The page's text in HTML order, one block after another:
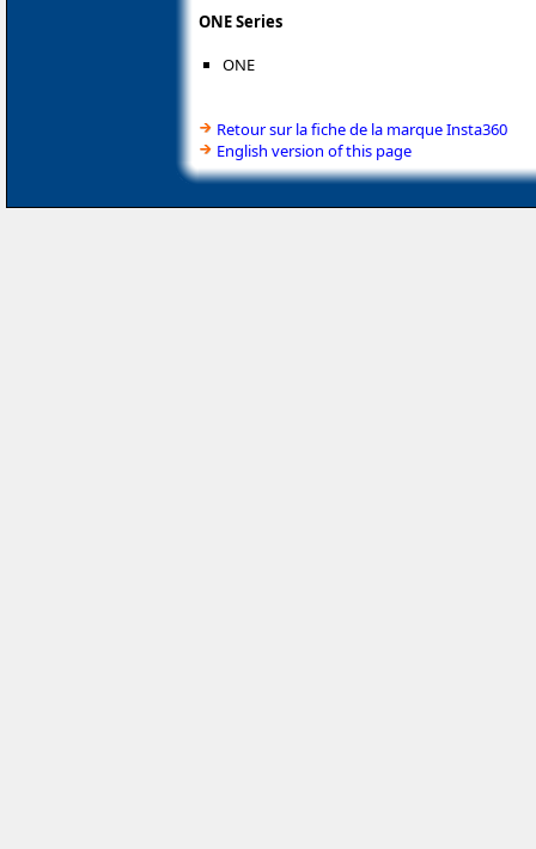
ONE Series
ONE
Retour sur la fiche de la marque Insta360
English version of this page